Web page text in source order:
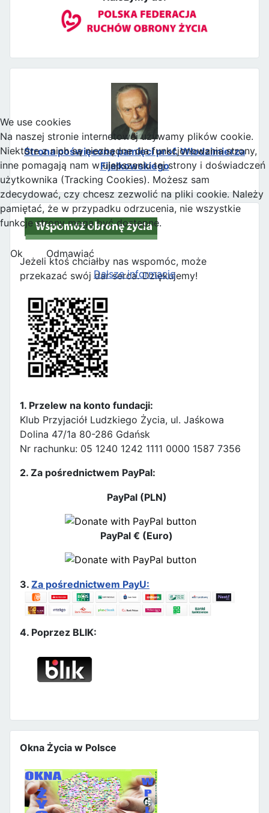
Strona poświęcona pamięci prof. Włodzimierza
Fijałkowskiego
Jeżeli ktoś chciałby nas wspomóc, może
przekazać swój dar serca. Dziękujemy!
1. Przelew na konto fundacji:
Klub Przyjaciół Ludzkiego Życia, ul. Jaśkowa
Dolina 47/1a 80-286 Gdańsk
Nr rachunku: 05 1240 1242 1111 0000 1587 7356
2. Za pośrednictwem PayPal:
PayPal (PLN)
PayPal € (Euro)
3. Za pośrednictwem PayU:
4. Poprzez BLIK:
Okna Życia w Polsce
We use cookies
Na naszej stronie internetowej używamy plików cookie.
Niektóre z nich są niezbędne dla funkcjonowania strony,
inne pomagają nam w ulepszaniu tej strony i doświadczeń
użytkownika (Tracking Cookies). Możesz sam
zdecydować, czy chcesz zezwolić na pliki cookie. Należy
pamiętać, że w przypadku odrzucenia, nie wszystkie
funkcje strony mogą być dostępne.
Ok
Odmawiać
Dalsze informacje